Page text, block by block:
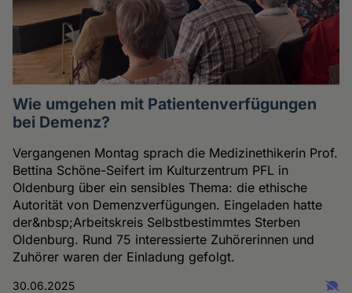
Wie umgehen mit Patientenverfügungen
bei Demenz?
Vergangenen Montag sprach die Medizinethikerin Prof.
Bettina Schöne-Seifert im Kulturzentrum PFL in
Oldenburg über ein sensibles Thema: die ethische
Autorität von Demenzverfügungen. Eingeladen hatte
der&nbsp;Arbeitskreis Selbstbestimmtes Sterben
Oldenburg. Rund 75 interessierte Zuhörerinnen und
Zuhörer waren der Einladung gefolgt.
30.06.2025